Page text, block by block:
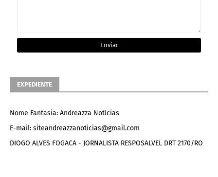
EXPEDIENTE
Nome Fantasia: Andreazza Notícias
E-mail: siteandreazzanoticias@gmail.com
DIOGO ALVES FOGACA - JORNALISTA RESPOSALVEL DRT 2170/RO